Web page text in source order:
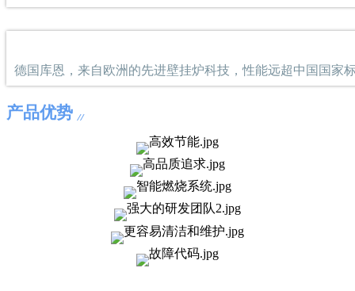
德国库恩，来自欧洲的先进壁挂炉科技，性能远超中国国家
产品优势